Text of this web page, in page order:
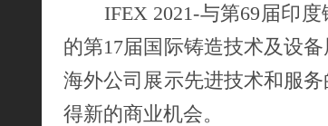
IFEX 2021-与第69届印
的第17届国际铸造技术及设
海外公司展示先进技术和服
得新的商业机会。